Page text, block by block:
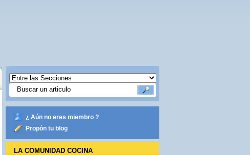
¿ Aún no eres miembro ?
Propón tu blog
LA COMUNIDAD COCINA